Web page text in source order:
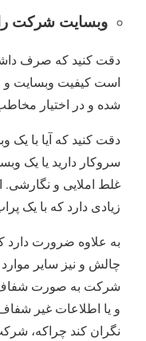
وبسایت شرکت
دقت کنید که صرف
است کیفیت وبسایت و
شده و در اختیار
دقت کنید که آیا با
سروکار دارید یا یک
غلط املایی و
زیادی دارد که با یک
به علاوه ضرورت
چالش و نیز سایر
شرکت به صورت شفاف
و یا اطلاعات غیر شفاف
نگران کند چراکه،